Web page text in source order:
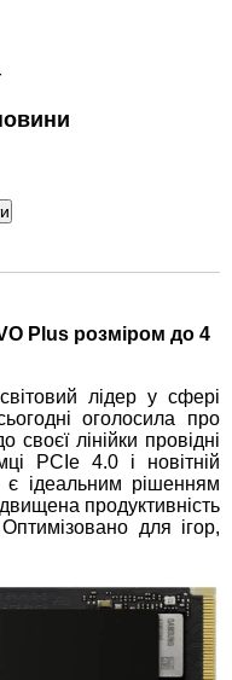
Plus розміром до 4
лідер у сфері
оголосила про
лінійки провідні
PCIe 4.0 і новітній
є ідеальним рішенням
продуктивність
для ігор,